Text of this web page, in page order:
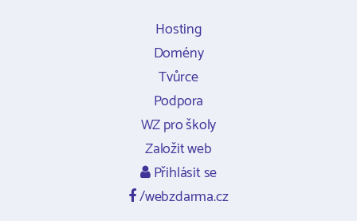
Hosting
Domény
Tvůrce
Podpora
WZ pro školy
Založit web
Přihlásit se
/webzdarma.cz